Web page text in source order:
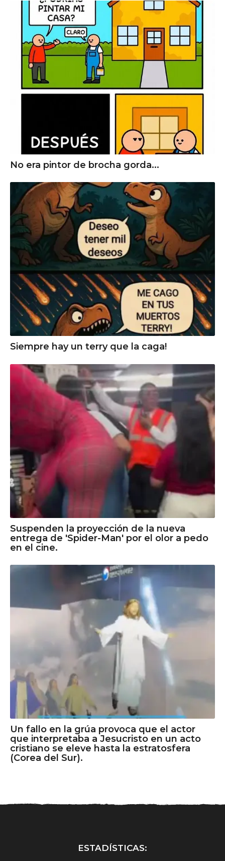
No era pintor de brocha gorda...
Siempre hay un terry que la caga!
Suspenden la proyección de la nueva
entrega de 'Spider-Man' por el olor a pedo
en el cine.
Un fallo en la grúa provoca que el actor
que interpretaba a Jesucristo en un acto
cristiano se eleve hasta la estratosfera
(Corea del Sur).
ESTADÍSTICAS: